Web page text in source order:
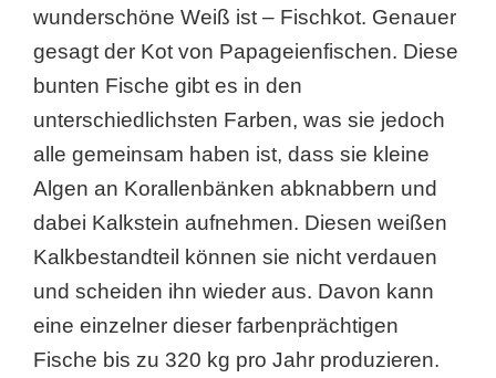
wunderschöne Weiß ist – Fischkot. Genauer
gesagt der Kot von Papageienfischen. Diese
bunten Fische gibt es in den
unterschiedlichsten Farben, was sie jedoch
alle gemeinsam haben ist, dass sie kleine
Algen an Korallenbänken abknabbern und
dabei Kalkstein aufnehmen. Diesen weißen
Kalkbestandteil können sie nicht verdauen
und scheiden ihn wieder aus. Davon kann
eine einzelner dieser farbenprächtigen
Fische bis zu 320 kg pro Jahr produzieren.